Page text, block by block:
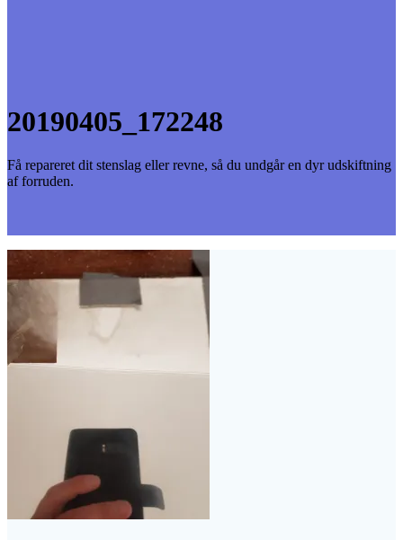
20190405_172248
Få repareret dit stenslag eller revne, så du undgår en dyr udskiftning
af forruden.